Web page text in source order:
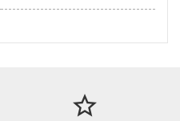
star_border